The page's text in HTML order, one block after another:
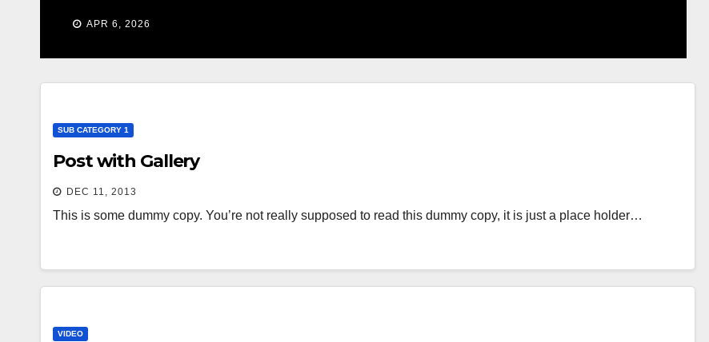
MAR 31, 2026
SUB CATEGORY 1
Post with Gallery
DEC 11, 2013
This is some dummy copy. You’re not really supposed to read this dummy copy, it is just a place holder…
VIDEO